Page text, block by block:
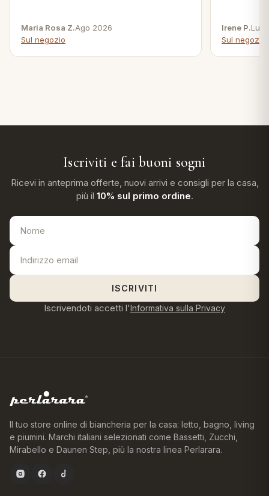
Maria Rosa Z.Ago 2026
Sul negozio
Irene P.Lug
Sul negozio
Iscriviti e fai buoni sogni
Ricevi in anteprima offerte, nuovi arrivi e consigli per la casa,
più il 10% sul primo ordine.
ISCRIVITI
Iscrivendoti accetti l'Informativa sulla Privacy
Il tuo store online di biancheria per la casa: letto, bagno, living
e piumini. Marchi italiani selezionati come Bassetti, Zucchi,
Mirabello e Daunen Step, più la nostra linea Perlarara.